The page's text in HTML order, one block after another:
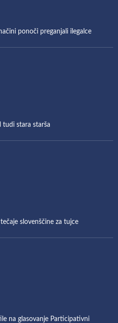
ponoči preganjali ilegalce
tudi stara starša
slovenščine za tujce
na glasovanje Participativni